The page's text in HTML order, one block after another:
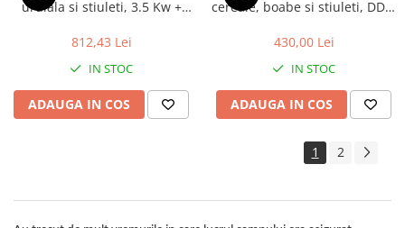
uruiala si stiuleti, 3.5 Kw +
electrica pentru curatat
inclus, 1500 W, 800 kg/h,
Buton on/off
812,43 Lei
IN STOC
ADAUGA IN COS
cereale, boabe si stiuleti, DDT,
Cutite tocat
430,00 Lei
IN STOC
ADAUGA IN COS
1 2